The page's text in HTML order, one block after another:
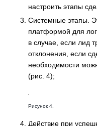
настроить этапы
Системные этапы.
платформой для
в случае, если лид
отклонения, если
необходимости
(рис. 4);
Рисунок 4.
Действие при